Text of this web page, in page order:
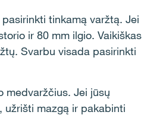
tinkamą varžtą. Jei
ir 80 mm ilgio. Vaikiškas
Svarbu visada pasirinkti
medvaržčius. Jei jūsų
užrišti mazgą ir pakabinti